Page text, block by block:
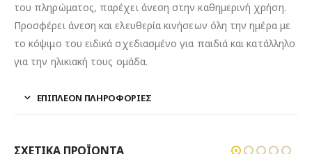
του πληρώματος, παρέχει άνεση στην καθημερινή χρήση.
Προσφέρει άνεση και ελευθερία κινήσεων όλη την ημέρα με
το κόψιμο του ειδικά σχεδιασμένο για παιδιά και κατάλληλο
για την ηλικιακή τους ομάδα.
ΕΠΙΠΛΈΟΝ ΠΛΗΡΟΦΟΡΊΕΣ
ΣΧΕΤΙΚΆ ΠΡΟΪΌΝΤΑ